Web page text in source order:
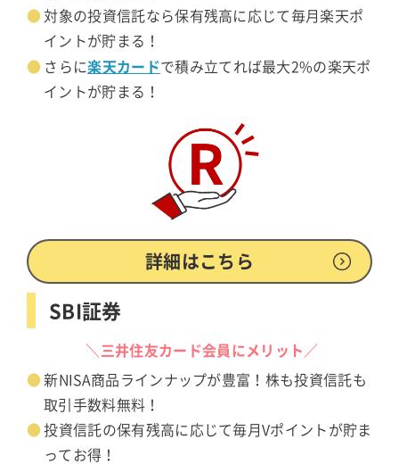
対象の投資信託なら保有残高に応じて毎月楽天ポ
イントが貯まる！
さらに楽天カードで積み立てれば最大2%の楽天ポ
イントが貯まる！
詳細はこちら
SBI証券
＼三井住友カード会員にメリット／
新NISA商品ラインナップが豊富！株も投資信託も
取引手数料無料！
投資信託の保有残高に応じて毎月Vポイントが貯ま
ってお得！